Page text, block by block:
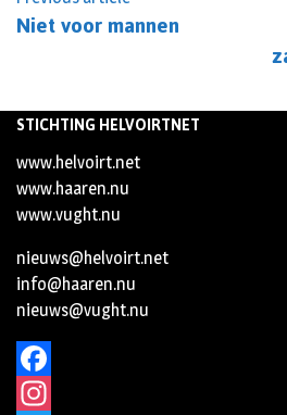
Niet voor mannen
STICHTING HELVOIRTNET
www.helvoirt.net
www.haaren.nu
www.vught.nu
nieuws@helvoirt.net
info@haaren.nu
nieuws@vught.nu
Facebook